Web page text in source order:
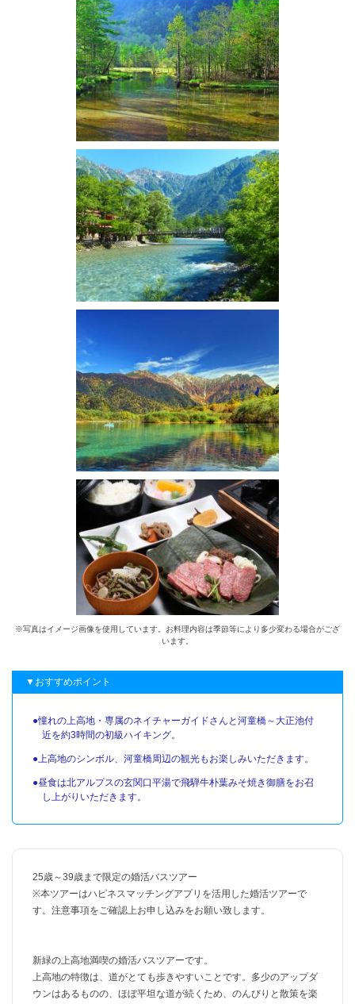
※写真はイメージ画像を使用しています。お料理内容は季節等により多少変わる場合がござ
います。
▼おすすめポイント
●憧れの上高地・専属のネイチャーガイドさんと河童橋～大正池付
近を約3時間の初級ハイキング。
●上高地のシンボル、河童橋周辺の観光もお楽しみいただきます。
●昼食は北アルプスの玄関口平湯で飛騨牛朴葉みそ焼き御膳をお召
し上がりいただきます。
25歳～39歳まで限定の婚活バスツアー
※本ツアーはハピネスマッチングアプリを活用した婚活ツアーで
す。注意事項をご確認上お申し込みをお願い致します。
新緑の上高地満喫の婚活バスツアーです。
上高地の特徴は、道がとても歩きやすいことです。多少のアップダ
ウンはあるものの、ほぼ平坦な道が続くため、のんびりと散策を楽